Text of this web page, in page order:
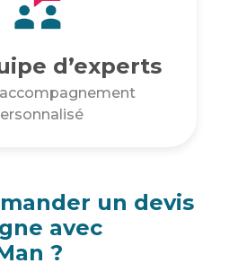
d’experts
un devis
avec
?